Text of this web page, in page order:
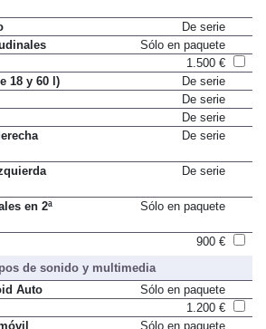
De serie
Sólo en paquete
1.500 €
18 y 60 l)
De serie
De serie
De serie
De serie
De serie
en 2ª
Sólo en paquete
900 €
de sonido y multimedia
Auto
Sólo en paquete
1.200 €
Sólo en paquete